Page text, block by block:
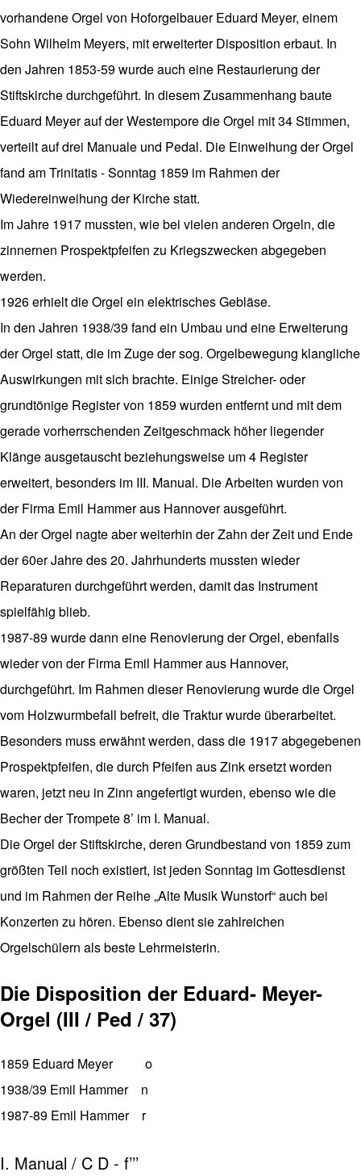
vorhandene Orgel von Hoforgelbauer Eduard Meyer, einem
Sohn Wilhelm Meyers, mit erweiterter Disposition erbaut. In
den Jahren 1853-59 wurde auch eine Restaurierung der
Stiftskirche durchgeführt. In diesem Zusammenhang baute
Eduard Meyer auf der Westempore die Orgel mit 34 Stimmen,
verteilt auf drei Manuale und Pedal. Die Einweihung der Orgel
fand am Trinitatis - Sonntag 1859 im Rahmen der
Wiedereinweihung der Kirche statt.
Im Jahre 1917 mussten, wie bei vielen anderen Orgeln, die
zinnernen Prospektpfeifen zu Kriegszwecken abgegeben
werden.
1926 erhielt die Orgel ein elektrisches Gebläse.
In den Jahren 1938/39 fand ein Umbau und eine Erweiterung
der Orgel statt, die im Zuge der sog. Orgelbewegung klangliche
Auswirkungen mit sich brachte. Einige Streicher- oder
grundtönige Register von 1859 wurden entfernt und mit dem
gerade vorherrschenden Zeitgeschmack höher liegender
Klänge ausgetauscht beziehungsweise um 4 Register
erweitert, besonders im III. Manual. Die Arbeiten wurden von
der Firma Emil Hammer aus Hannover ausgeführt.
An der Orgel nagte aber weiterhin der Zahn der Zeit und Ende
der 60er Jahre des 20. Jahrhunderts mussten wieder
Reparaturen durchgeführt werden, damit das Instrument
spielfähig blieb.
1987-89 wurde dann eine Renovierung der Orgel, ebenfalls
wieder von der Firma Emil Hammer aus Hannover,
durchgeführt. Im Rahmen dieser Renovierung wurde die Orgel
vom Holzwurmbefall befreit, die Traktur wurde überarbeitet.
Besonders muss erwähnt werden, dass die 1917 abgegebenen
Prospektpfeifen, die durch Pfeifen aus Zink ersetzt worden
waren, jetzt neu in Zinn angefertigt wurden, ebenso wie die
Becher der Trompete 8’ im I. Manual.
Die Orgel der Stiftskirche, deren Grundbestand von 1859 zum
größten Teil noch existiert, ist jeden Sonntag im Gottesdienst
und im Rahmen der Reihe „Alte Musik Wunstorf“ auch bei
Konzerten zu hören. Ebenso dient sie zahlreichen
Orgelschülern als beste Lehrmeisterin.
Die Disposition der Eduard- Meyer-
Orgel (III / Ped / 37)
1859 Eduard Meyer o
1938/39 Emil Hammer n
1987-89 Emil Hammer r
I. Manual / C D - f’’’